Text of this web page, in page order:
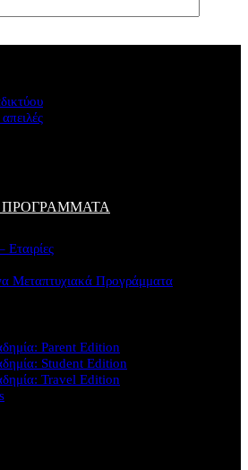
ΠΡΟΓΡΑΜΜΑΤΑ
Εταιρίες
Μεταπτυχιακά Προγράμματα
Parent Edition
Student Edition
Travel Edition